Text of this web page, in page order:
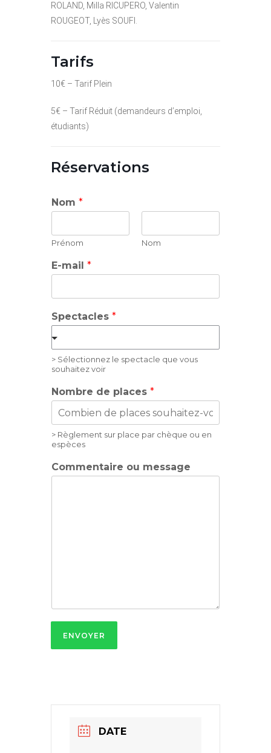
ROLAND, Milla RICUPERO, Valentin
ROUGEOT, Lyès SOUFI.
Tarifs
10€ – Tarif Plein
5€ – Tarif Réduit (demandeurs d’emploi,
étudiants)
Réservations
Nom *
Prénom Nom
E-mail *
Spectacles *
> Sélectionnez le spectacle que vous
souhaitez voir
Nombre de places *
> Règlement sur place par chèque ou en
espèces
Commentaire ou message
ENVOYER
DATE